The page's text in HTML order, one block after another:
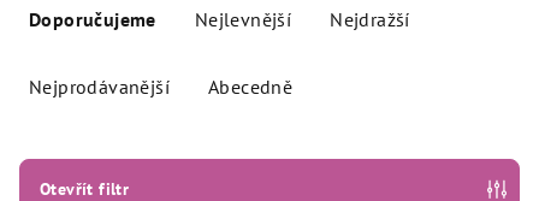
Doporučujeme Nejlevnější Nejdražší
Nejprodávanější Abecedně
Otevřít filtr